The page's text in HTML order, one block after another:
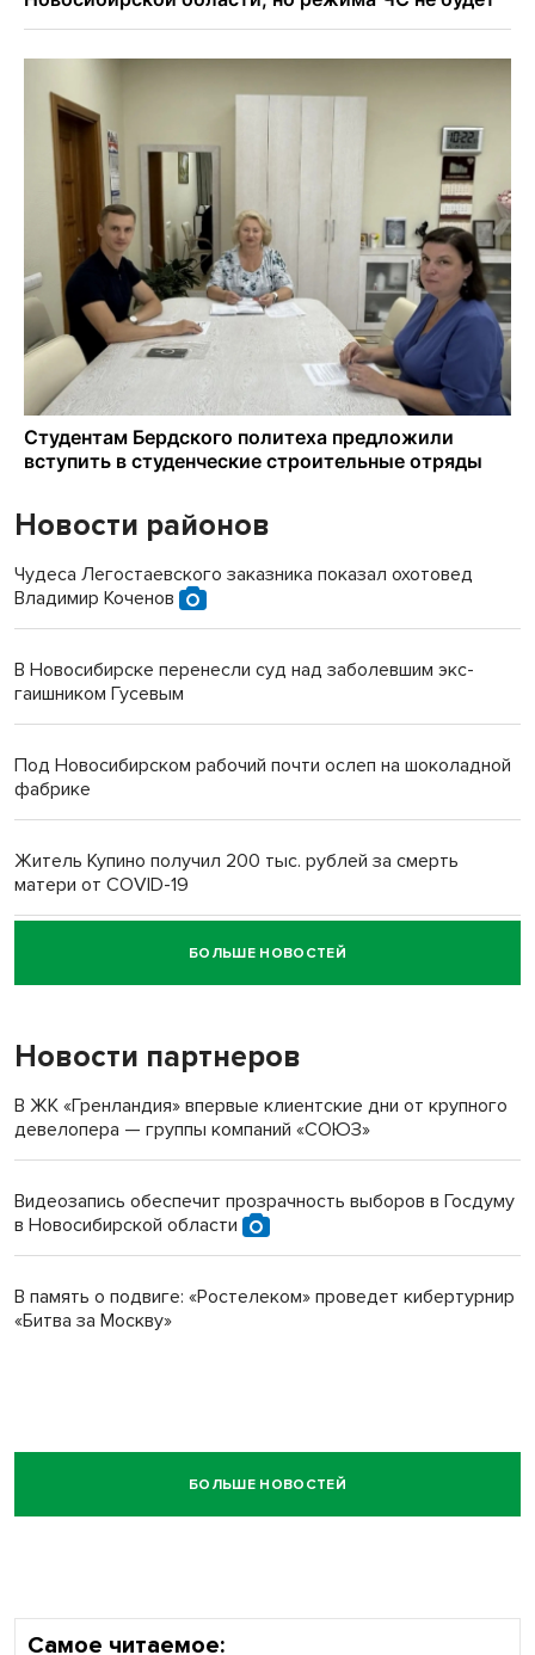
Новости районов
Чудеса Легостаевского заказника показал охотовед
Владимир Коченов
В Новосибирске перенесли суд над заболевшим экс-
гаишником Гусевым
Под Новосибирском рабочий почти ослеп на шоколадной
фабрике
Житель Купино получил 200 тыс. рублей за смерть
матери от COVID-19
Новосибирский суд наказал водителя за смерть
пенсионерки на вокзале
БОЛЬШЕ НОВОСТЕЙ
Новости партнеров
В ЖК «Гренландия» впервые клиентские дни от крупного
девелопера — группы компаний «СОЮЗ»
Видеозапись обеспечит прозрачность выборов в Госдуму
в Новосибирской области
В память о подвиге: «Ростелеком» проведет кибертурнир
«Битва за Москву»
БОЛЬШЕ НОВОСТЕЙ
Самое читаемое: